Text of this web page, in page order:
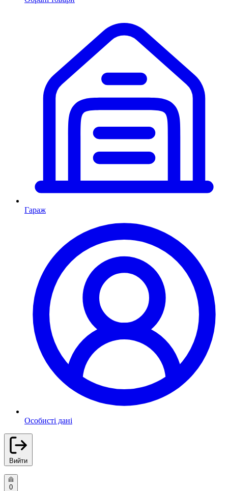
Гараж
Особисті дані
Вийти
0